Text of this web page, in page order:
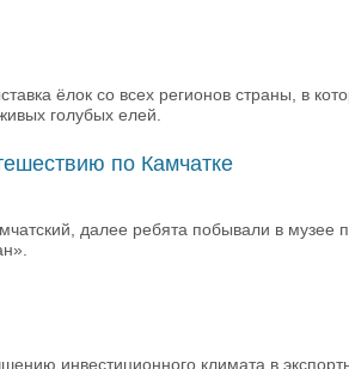
ёлок со всех регионов страны, в
голубых елей.
по Камчатке
далее ребята побывали в музее
инвестиционного климата в